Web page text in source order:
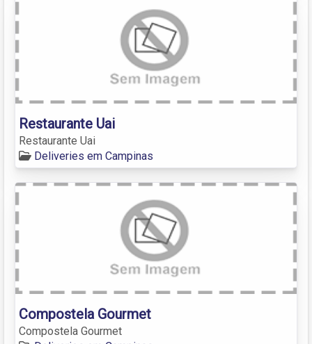
Restaurante Uai
Restaurante Uai
Deliveries em Campinas
Compostela Gourmet
Compostela Gourmet